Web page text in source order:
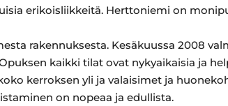
erikoisliikkeitä. Herttoniemi on
rakennuksesta. Kesäkuussa 2008
kaikki tilat ovat nykyaikaisia ja
kerroksen yli ja valaisimet ja
on nopeaa ja edullista.